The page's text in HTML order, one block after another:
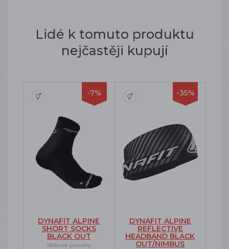
Lidé k tomuto produktu
nejčastěji kupují
-7%
DYNAFIT ALPINE
SHORT SOCKS
BLACK OUT
Běžecké ponožky
-35%
DYNAFIT ALPINE
REFLECTIVE
HEADBAND BLACK
OUT/NIMBUS